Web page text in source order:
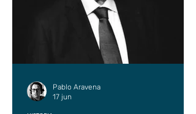
Pablo Aravena
17 jun